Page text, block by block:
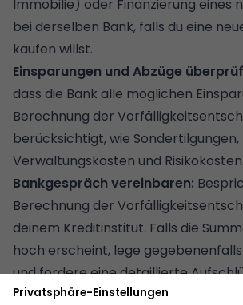
Immobilie) oder Finanzierung eines
bei derselben Bank, falls du eine
kaufen willst.
Einsparungen und Abzüge
dass die Bank alle möglichen
Berechnung der
berücksichtigt, wie Sondertilgungen,
Verwaltungskosten und Risikokosten.
Bankgespräch vereinbaren:
Berechnung der
deinem Kreditinstitut. Falls die
hoch erscheint, lege
und fordere eine detaillierte
Professionellen Rat einholen